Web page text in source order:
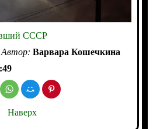
СССР
Автор: Варвара Кошечкина
Наверх